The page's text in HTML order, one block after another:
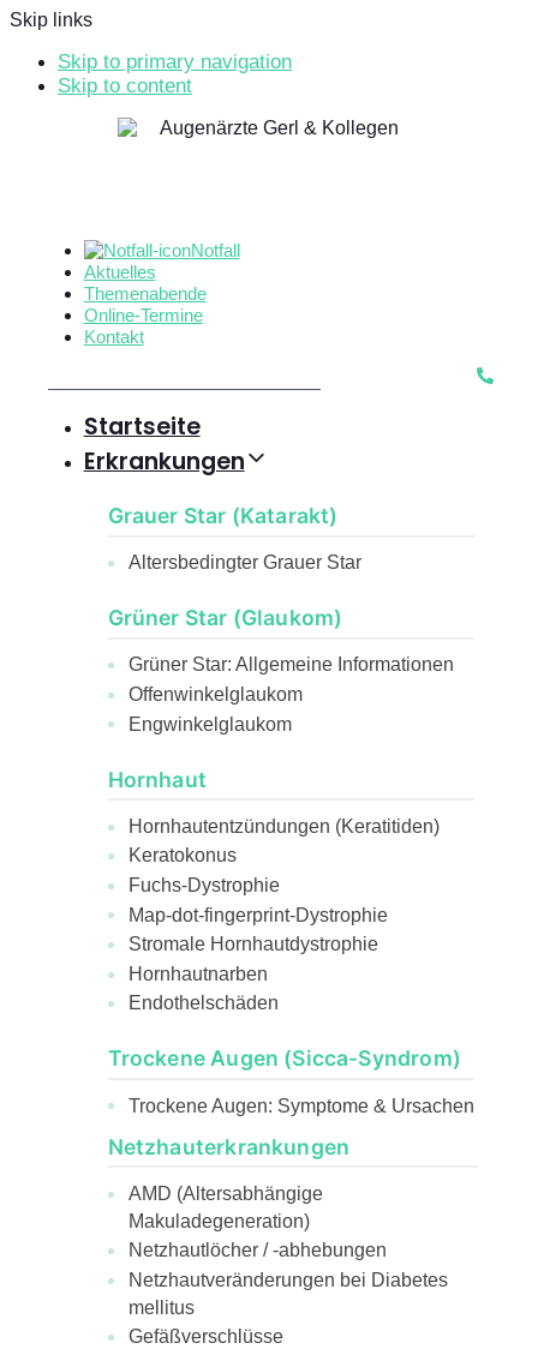
Skip links
Skip to primary navigation
Skip to content
Notfall
Aktuelles
Themenabende
Online-Termine
Kontakt
Startseite
Erkrankungen
Grauer Star (Katarakt)
Altersbedingter Grauer Star
Grüner Star (Glaukom)
Grüner Star: Allgemeine Informationen
Offenwinkelglaukom
Engwinkelglaukom
Hornhaut
Hornhautentzündungen (Keratitiden)
Keratokonus
Fuchs-Dystrophie
Map-dot-fingerprint-Dystrophie
Stromale Hornhautdystrophie
Hornhautnarben
Endothelschäden
Trockene Augen (Sicca-Syndrom)
Trockene Augen: Symptome & Ursachen
Netzhauterkrankungen
AMD (Altersabhängige
Makuladegeneration)
Netzhautlöcher / -abhebungen
Netzhautveränderungen bei Diabetes
mellitus
Gefäßverschlüsse